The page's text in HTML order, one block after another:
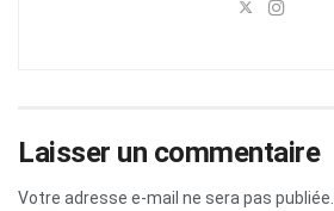
Laisser un commentaire
Votre adresse e-mail ne sera pas publiée.